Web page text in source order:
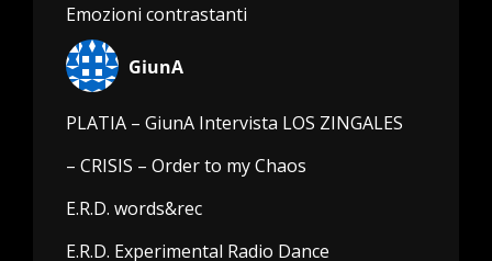
Emozioni contrastanti
GiunA
PLATIA – GiunA Intervista LOS ZINGALES
– CRISIS – Order to my Chaos
E.R.D. words&rec
E.R.D. Experimental Radio Dance